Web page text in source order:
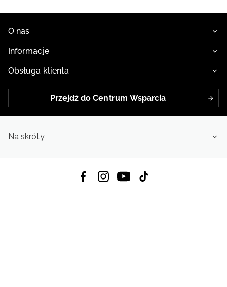
O nas
Informacje
Obsługa klienta
Przejdź do Centrum Wsparcia
Na skróty